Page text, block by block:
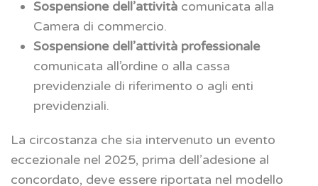
Sospensione dell’attività comunicata alla
Camera di commercio.
Sospensione dell’attività professionale
comunicata all’ordine o alla cassa
previdenziale di riferimento o agli enti
previdenziali.
La circostanza che sia intervenuto un evento
eccezionale nel 2025, prima dell’adesione al
concordato, deve essere riportata nel modello